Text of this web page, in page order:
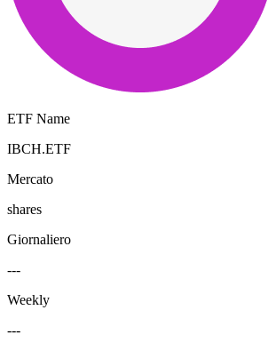
ETF Name
IBCH.ETF
Mercato
shares
Giornaliero
---
Weekly
---